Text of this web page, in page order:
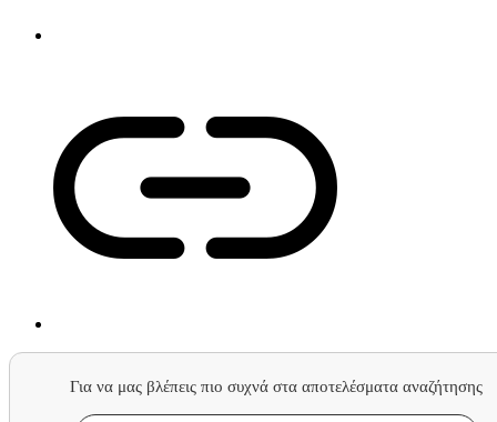
Για να μας βλέπεις πιο συχνά στα αποτελέσματα αναζήτησης